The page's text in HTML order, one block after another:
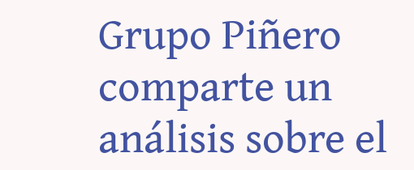
Grupo Piñero
comparte un
análisis sobre el